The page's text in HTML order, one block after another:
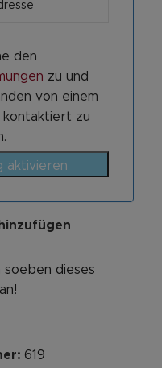
den
zu und
von einem
kontaktiert zu
aktivieren
soeben dieses
619